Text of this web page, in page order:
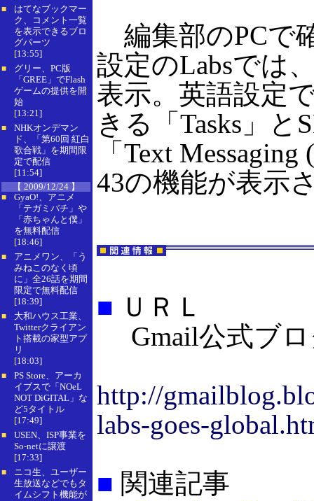
■
はてなブックマー
ク、コメント一覧
を表示できるブロ
グパーツ
[13:55]
■
グリー、PC版
「GREE」でFlash
ゲームの提供を開
始
[13:21]
■
NHKオンデマン
ド、「第60回 紅白
歌合戦」を期間限
定で配信
[11:54]
【 2009/12/24 】
■
GyaO!、アニメ
「テガミバチ」や
「赤ちゃんと僕」
を無料配信
[18:46]
■
アニメワン、「う
みねこのなく頃
に」全26話を期間
限定で無料配信
[18:39]
■
大和ハウス工業、
Twitterクライアン
ト搭載の家型アプ
リ
[18:03]
■
PS Store、アーカ
イブスで「NOeL
NOT DiGITAL」な
ど5タイトル
[17:49]
■
USEN、ISP事業を
So-netに譲渡
[17:33]
■
ニコ生、ユーザー
生放送などでもタ
イムシフト機能が
編集部のPCで
設定のLabsでは
表示。英語設定
きる「Tasks」
「Text
43の機能が表示
■ ＵＲＬ
Gmail公式ブロ
http://
labs-goes-
■ 関連記事